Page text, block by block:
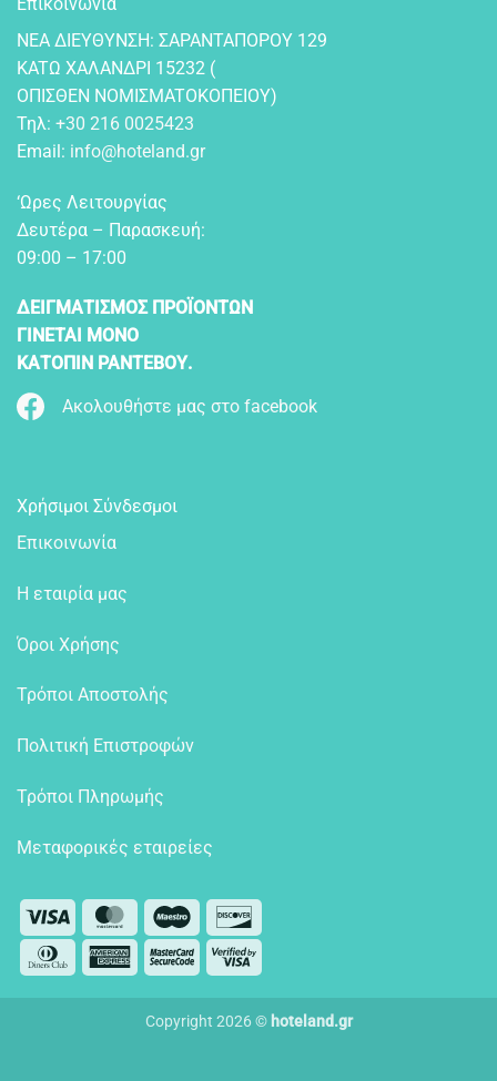
NEA ΔIEYΘYNΣH: ΣAPANTAΠOPOY 129
KATΩ XAΛANΔPI 15232 (
OΠIΣΘEN NOMIΣMATOKOΠEIOY)
Τηλ: +30 216 0025423
Email: info@hoteland.gr
‘Ωρες Λειτουργίας
Δευτέρα – Παρασκευή:
09:00 – 17:00
ΔΕΙΓΜΑΤΙΣΜΟΣ ΠΡΟΪΟΝΤΩΝ
ΓΙΝΕΤΑΙ ΜΟΝΟ
ΚΑΤΟΠΙΝ ΡΑΝΤΕΒΟΥ.
Ακολουθήστε μας στο facebook
Χρήσιμοι Σύνδεσμοι
Επικοινωνία
Η εταιρία μας
Όροι Χρήσης
Τρόποι Αποστολής
Πολιτική Επιστροφών
Τρόποι Πληρωμής
Μεταφορικές εταιρείες
Visa MasterCardMaestro
Dinners
Club
American
Express
MasterCard
2
Visa
2
Copyright 2026 © hoteland.gr